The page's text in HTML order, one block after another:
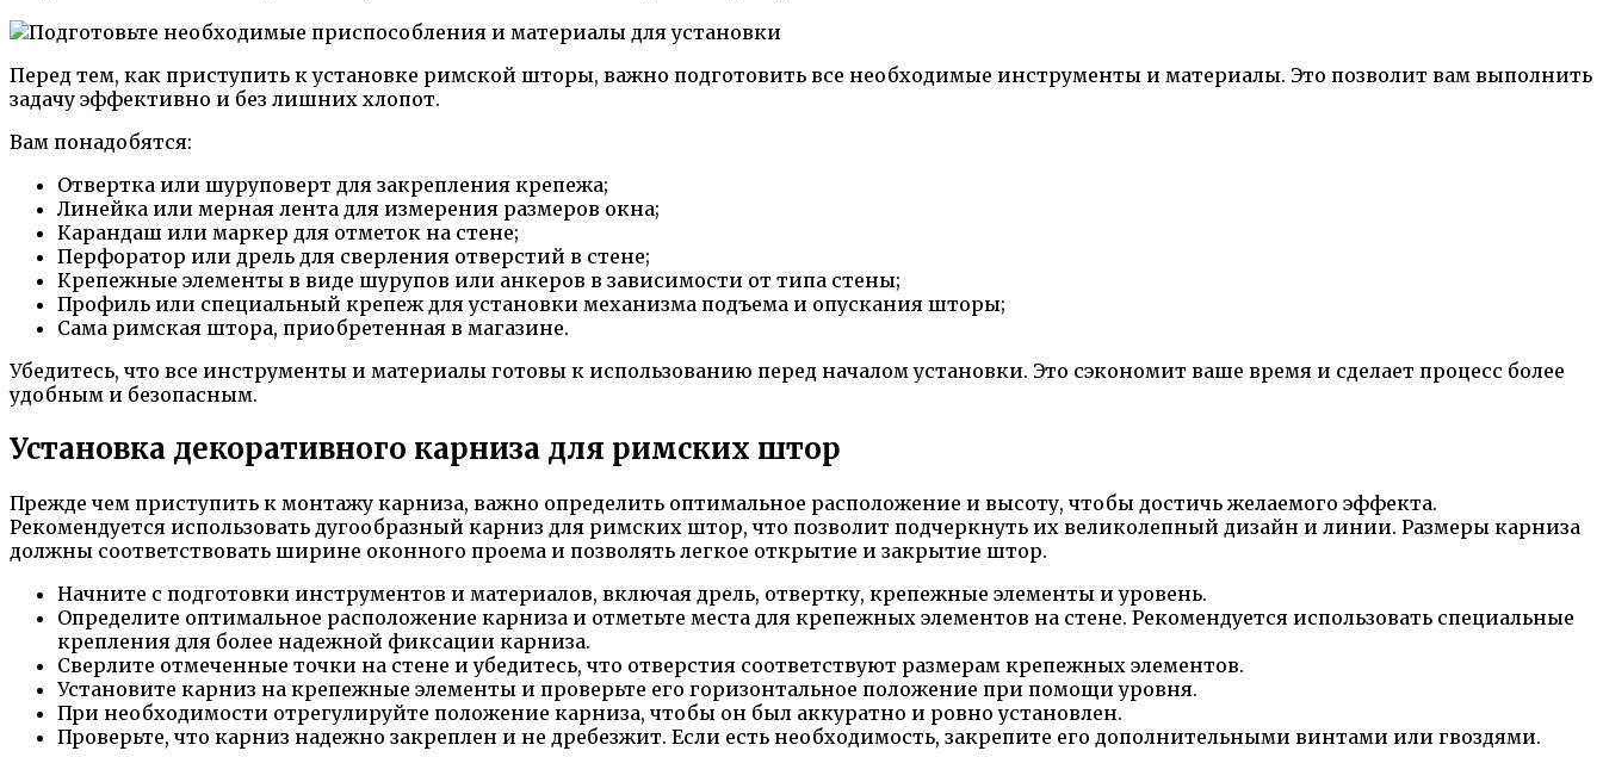
Перед тем, как приступить к установке римской шторы, важно подготовить все необходимые инструменты и материалы. Это позволит вам выполнить
задачу эффективно и без лишних хлопот.
Вам понадобятся:
Отвертка или шуруповерт для закрепления крепежа;
Линейка или мерная лента для измерения размеров окна;
Карандаш или маркер для отметок на стене;
Перфоратор или дрель для сверления отверстий в стене;
Крепежные элементы в виде шурупов или анкеров в зависимости от типа стены;
Профиль или специальный крепеж для установки механизма подъема и опускания шторы;
Сама римская штора, приобретенная в магазине.
Убедитесь, что все инструменты и материалы готовы к использованию перед началом установки. Это сэкономит ваше время и сделает процесс более
удобным и безопасным.
Установка декоративного карниза для римских штор
Прежде чем приступить к монтажу карниза, важно определить оптимальное расположение и высоту, чтобы достичь желаемого эффекта.
Рекомендуется использовать дугообразный карниз для римских штор, что позволит подчеркнуть их великолепный дизайн и линии. Размеры карниза
должны соответствовать ширине оконного проема и позволять легкое открытие и закрытие штор.
Начните с подготовки инструментов и материалов, включая дрель, отвертку, крепежные элементы и уровень.
Определите оптимальное расположение карниза и отметьте места для крепежных элементов на стене. Рекомендуется использовать специальные
крепления для более надежной фиксации карниза.
Сверлите отмеченные точки на стене и убедитесь, что отверстия соответствуют размерам крепежных элементов.
Установите карниз на крепежные элементы и проверьте его горизонтальное положение при помощи уровня.
При необходимости отрегулируйте положение карниза, чтобы он был аккуратно и ровно установлен.
Проверьте, что карниз надежно закреплен и не дребезжит. Если есть необходимость, закрепите его дополнительными винтами или гвоздями.